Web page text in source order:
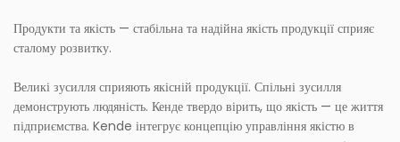
Продукти та якість — стабільна та надійна якість продукції сприяє
сталому розвитку.
Великі зусилля сприяють якісній продукції. Спільні зусилля
демонструють людяність. Кенде твердо вірить, що якість — це життя
підприємства. Kende інтегрує концепцію управління якістю в